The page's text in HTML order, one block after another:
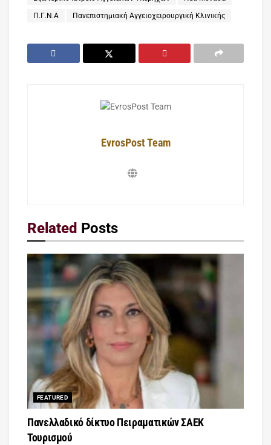
Π.Γ.Ν.Α Πανεπιστημιακή Αγγειοχειρουργική Κλινικής
EvrosPost Team
Related Posts
FEATURED
Πανελλαδικό δίκτυο Πειραματικών ΣΑΕΚ
Τουρισμού